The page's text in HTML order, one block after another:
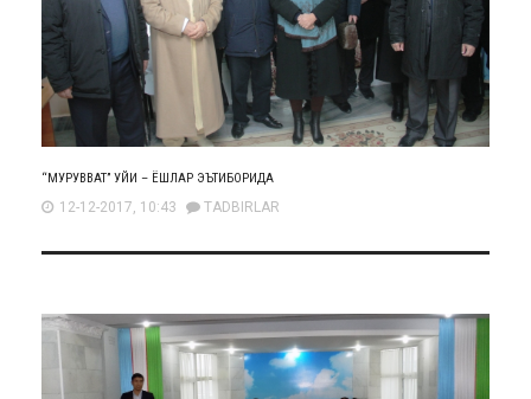
“МУРУВВАТ” УЙИ – ЁШЛАР ЭЪТИБОРИДА
12-12-2017, 10:43 TADBIRLAR